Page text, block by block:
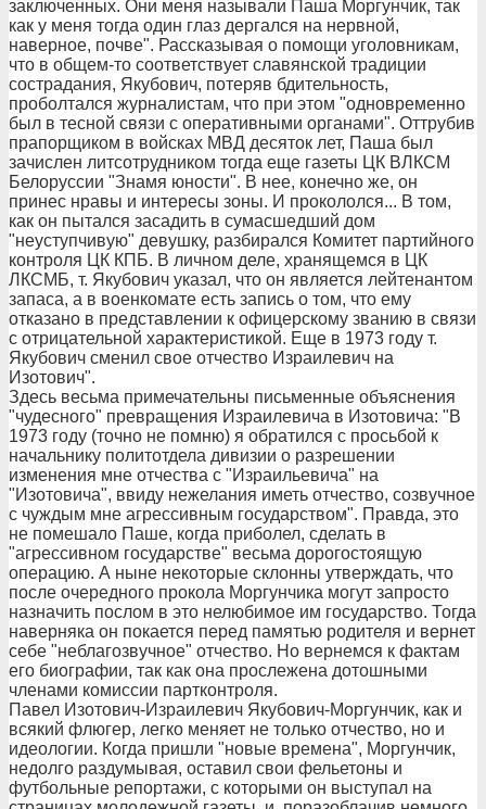
заключенных. Они меня называли Паша Моргунчик, так
как у меня тогда один глаз дергался на нервной,
наверное, почве". Рассказывая о помощи уголовникам,
что в общем-то соответствует славянской традиции
сострадания, Якубович, потеряв бдительность,
проболтался журналистам, что при этом "одновременно
был в тесной связи с оперативными органами". Оттрубив
прапорщиком в войсках МВД десяток лет, Паша был
зачислен литсотрудником тогда еще газеты ЦК ВЛКСМ
Белоруссии "Знамя юности". В нее, конечно же, он
принес нравы и интересы зоны. И прокололся... В том,
как он пытался засадить в сумасшедший дом
"неуступчивую" девушку, разбирался Комитет партийного
контроля ЦК КПБ. В личном деле, хранящемся в ЦК
ЛКСМБ, т. Якубович указал, что он является лейтенантом
запаса, а в военкомате есть запись о том, что ему
отказано в представлении к офицерскому званию в связи
с отрицательной характеристикой. Еще в 1973 году т.
Якубович сменил свое отчество Израилевич на
Изотович".
Здесь весьма примечательны письменные объяснения
"чудесного" превращения Израилевича в Изотовича: "В
1973 году (точно не помню) я обратился с просьбой к
начальнику политотдела дивизии о разрешении
изменения мне отчества с "Израильевича" на
"Изотовича", ввиду нежелания иметь отчество, созвучное
с чуждым мне агрессивным государством". Правда, это
не помешало Паше, когда приболел, сделать в
"агрессивном государстве" весьма дорогостоящую
операцию. А ныне некоторые склонны утверждать, что
после очередного прокола Моргунчика могут запросто
назначить послом в это нелюбимое им государство. Тогда
наверняка он покается перед памятью родителя и вернет
себе "неблагозвучное" отчество. Но вернемся к фактам
его биографии, так как она прослежена дотошными
членами комиссии партконтроля.
Павел Изотович-Израилевич Якубович-Моргунчик, как и
всякий флюгер, легко меняет не только отчество, но и
идеологии. Когда пришли "новые времена", Моргунчик,
недолго раздумывая, оставил свои фельетоны и
футбольные репортажи, с которыми он выступал на